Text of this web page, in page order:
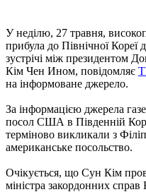
У неділю, 27 травня,
прибула до Північної Кореї
зустрічі між президентом
Кім Чен Ином, повідомляє
на інформоване джерело.
За інформацією джерела
посол США в Південній
терміново викликали з
американське посольство.
Очікується, що Сун Кім
міністра закордонних